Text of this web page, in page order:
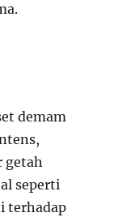
demam
getah
seperti
terhadap